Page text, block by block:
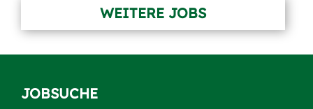
WEITERE JOBS
JOBSUCHE